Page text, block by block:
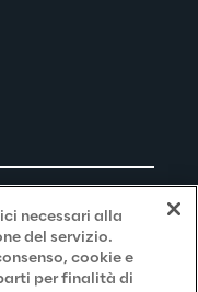
necessari alla
del servizio.
cookie e
per finalità di